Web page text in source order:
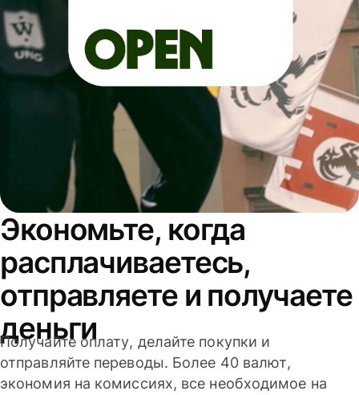
Экономьте, когда
расплачиваетесь,
отправляете и получаете
деньги
Получайте оплату, делайте покупки и
отправляйте переводы. Более 40 валют,
экономия на комиссиях, все необходимое на